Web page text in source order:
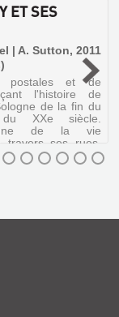
ET SES
| A. Sutton, 2011
postales et de
l'histoire de
de la fin du
XXe siècle.
de la vie
travers ses rues,